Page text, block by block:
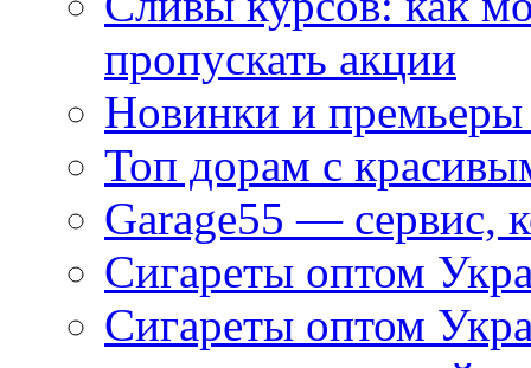
пропускать акции
Новинки и
Топ дорам с
Garage55 — сервис,
Сигареты оптом
Сигареты оптом